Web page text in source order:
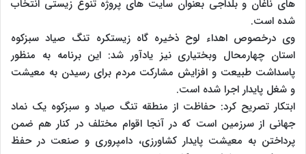
های ناغان و بلداجی بعنوان سایت های پروژه تنوع زیستی انتخاب
شده است.
وی درخصوص اهداء لوح ذخیره گاه زیستکره تنگ صیاد سبزکوه
استان چهارمحال وبختیاری نیز یادآور شد: این برنامه به منظور
پاسداشت طبیعت و افزایش مشارکت مردم برای رسیدن به معیشت
و شغل پایدار اجرا شده است.
ابتکار تصریح کرد: حفاظت از منطقه تنگ صیاد و سبزکوه یک نماد
جهانی از سرزمین است که در آنجا اقوام مختلف در کنار هم ضمن
پرداختن به معیشت پایدار کشاورزی، دامپروری و صنعت در حفظ